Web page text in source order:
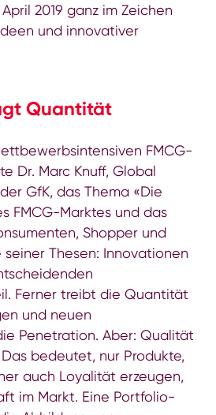
2019 ganz im Zeichen
und innovativer
Quantität
FMCG-
Dr. Marc Knuff, Global
GfK, das Thema «Die
FMCG-Marktes und das
Shopper und
seiner Thesen: Innovationen
Ferner treibt die Quantität
und neuen
Penetration. Aber: Qualität
bedeutet, nur Produkte,
auch Loyalität erzeugen,
im Markt. Eine Portfolio-